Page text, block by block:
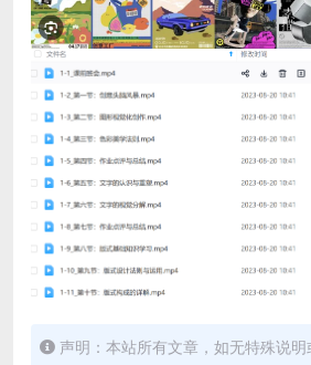
声明：本站所有文章，如无特殊说